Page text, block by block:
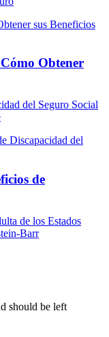
Obtener
del Seguro Social
de
de los Estados
Barr
should be left